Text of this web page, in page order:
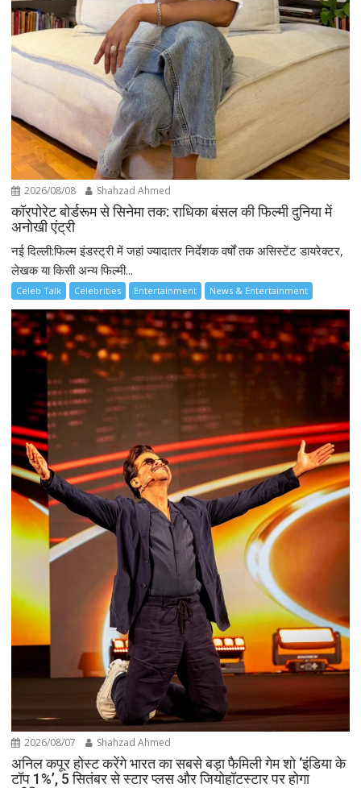
2026/08/08 Shahzad Ahmed
कॉरपोरेट बोर्डरूम से सिनेमा तक: राधिका बंसल की फिल्मी दुनिया में
अनोखी एंट्री
नई दिल्ली:फिल्म इंडस्ट्री में जहां ज्यादातर निर्देशक वर्षों तक असिस्टेंट डायरेक्टर,
लेखक या किसी अन्य फिल्मी...
Celeb Talk Celebrities Entertainment News & Entertainment
2026/08/07 Shahzad Ahmed
अनिल कपूर होस्ट करेंगे भारत का सबसे बड़ा फैमिली गेम शो ‘इंडिया के
टॉप 1%’, 5 सितंबर से स्टार प्लस और जियोहॉटस्टार पर होगा